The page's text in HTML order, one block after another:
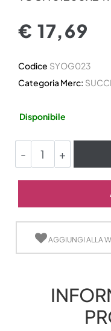
€ 17,69
Codice SYOG023
Categoria Merc:
Disponibile
AGGIUNGI ALLA